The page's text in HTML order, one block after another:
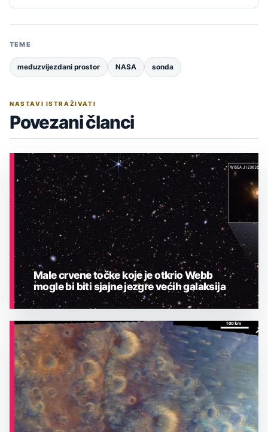
TEME
međuzvijezdani prostor NASA sonda
NASTAVI ISTRAŽIVATI
Povezani članci
ASTRONOMIJA
Male crvene točke koje je otkrio Webb
mogle bi biti sjajne jezgre većih galaksija